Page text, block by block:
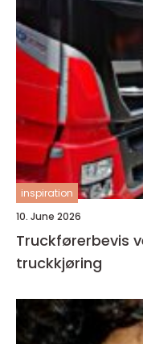
inspiration
10. June 2026
Truckførerbevis veien til trygg og effektiv
truckkjøring